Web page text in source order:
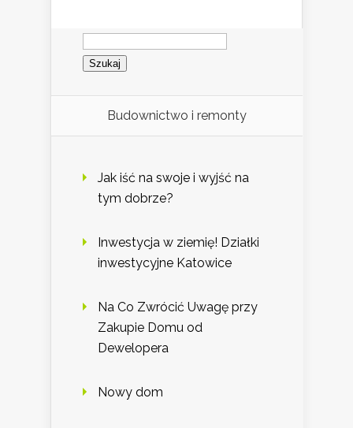
Szukaj:
Budownictwo i remonty
Jak iść na swoje i wyjść na
tym dobrze?
Inwestycja w ziemię! Działki
inwestycyjne Katowice
Na Co Zwrócić Uwagę przy
Zakupie Domu od
Dewelopera
Nowy dom